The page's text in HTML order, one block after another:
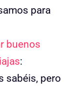
para
buenos
:
sabéis, pero